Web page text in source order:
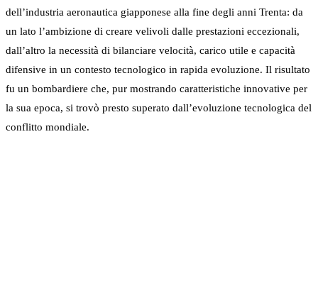
dell’industria aeronautica giapponese alla fine degli anni Trenta: da
un lato l’ambizione di creare velivoli dalle prestazioni eccezionali,
dall’altro la necessità di bilanciare velocità, carico utile e capacità
difensive in un contesto tecnologico in rapida evoluzione. Il risultato
fu un bombardiere che, pur mostrando caratteristiche innovative per
la sua epoca, si trovò presto superato dall’evoluzione tecnologica del
conflitto mondiale.